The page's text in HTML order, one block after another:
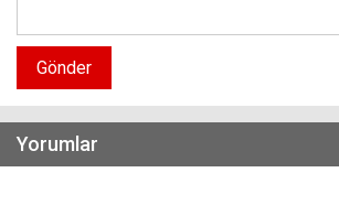
Gönder
Yorumlar